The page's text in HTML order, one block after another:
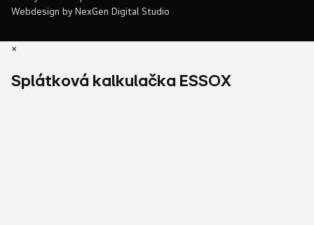
Webdesign by NexGen Digital Studio
×
Splátková kalkulačka ESSOX